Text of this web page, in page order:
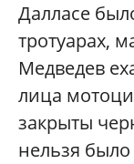
Далласе
тротуарах,
Медведев
лица
закрыты
нельзя